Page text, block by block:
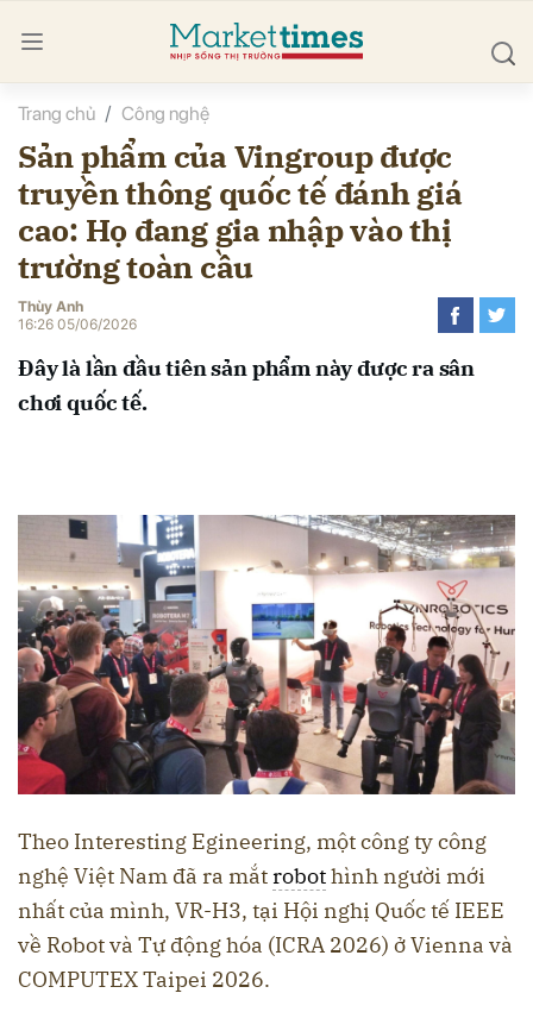
Trang chủ Công nghệ
Sản phẩm của Vingroup được
truyền thông quốc tế đánh giá
cao: Họ đang gia nhập vào thị
trường toàn cầu
Thùy Anh
16:26 05/06/2026
Đây là lần đầu tiên sản phẩm này được ra sân
chơi quốc tế.
Theo Interesting Egineering, một công ty công
nghệ Việt Nam đã ra mắtrobothình người mới
nhất của mình, VR-H3, tại Hội nghị Quốc tế IEEE
về Robot và Tự động hóa (ICRA 2026) ở Vienna và
COMPUTEX Taipei 2026.
luận